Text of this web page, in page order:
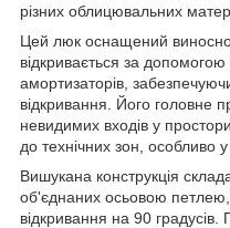
різних облицювальних
Цей люк оснащений
відкривається за допомогою
амортизаторів,
відкривання. Його головне
невидимих входів у
до технічних зон, особливо
Вишукана конструкція
об'єднаних осьовою
відкривання на 90